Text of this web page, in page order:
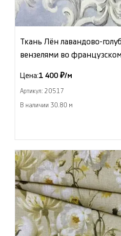
Ткань Лён лавандово-
вензелями во
Цена:1 400 ₽/м
Артикул: 20517
В наличии 30.80 м